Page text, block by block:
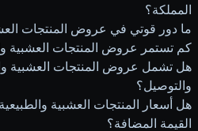
المملكة؟
ما دور قوتي في عروض المنتجات
كم تستمر عروض المنتجات العشبية
هل تشمل عروض المنتجات العشبية
والتوصيل؟
هل أسعار المنتجات العشبية
القيمة المضافة؟